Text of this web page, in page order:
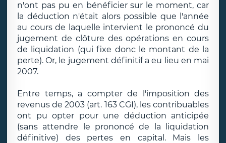
n'ont pas pu en bénéficier sur le moment, car
la déduction n'était alors possible que l'année
au cours de laquelle intervient le prononcé du
jugement de clôture des opérations en cours
de liquidation (qui fixe donc le montant de la
perte). Or, le jugement définitif a eu lieu en mai
2007.
Entre temps, a compter de l'imposition des
revenus de 2003 (art. 163 CGI), les contribuables
ont pu opter pour une déduction anticipée
(sans attendre le prononcé de la liquidation
définitive) des pertes en capital. Mais les